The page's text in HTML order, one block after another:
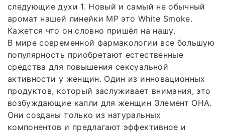
следующие духи 1. Новый и самый не обычный
аромат нашей линейки МР это White Smoke.
Кажется что он словно пришёл на нашу.
В мире современной фармакологии все большую
популярность приобретают естественные
средства для повышения сексуальной
активности у женщин. Один из инновационных
продуктов, который заслуживает внимания, это
возбуждающие капли для женщин Элемент ОНА.
Они созданы только из натуральных
компонентов и предлагают эффективное и